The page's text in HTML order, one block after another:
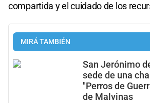
compartida y el cuidado de los
MIRÁ TAMBIÉN
San Jerónimo
sede de una
"Perros de
de Malvinas